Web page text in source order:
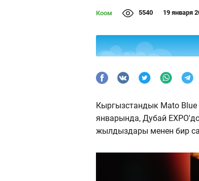
Коом 5540 19 января
Кыргызстандык Mato
январында, Дубай
жылдыздары менен бир